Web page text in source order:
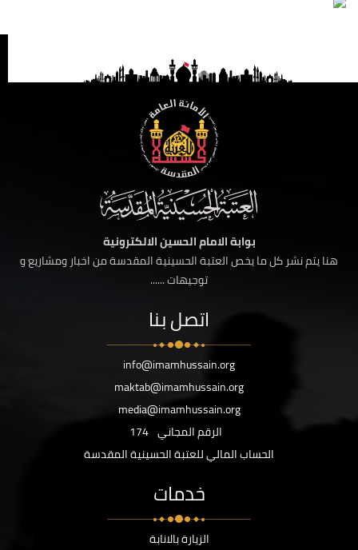
بوابة الامام الحسين الالكترونية
هنا يتم نشر كل ما يخص العتبة الحسينية المقدسة من اخبار ومشاريع و
توجيهات ......
اتصل بنا
info@imamhussain.org
maktab@imamhussain.org
media@imamhussain.org
الرقم المجاني 174
الحساب المالي للعتبة الحسينية المقدسة
خدمات
الزيارة بالانابة